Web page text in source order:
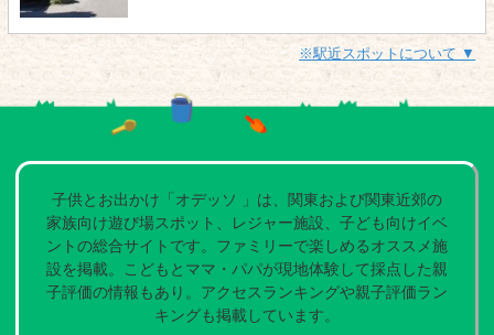
※駅近スポットについて ▼
子供とお出かけ「オデッソ 」は、関東および関東近郊の
家族向け遊び場スポット、レジャー施設、子ども向けイベ
ントの総合サイトです。ファミリーで楽しめるオススメ施
設を掲載。こどもとママ・パパが現地体験して採点した親
子評価の情報もあり。アクセスランキングや親子評価ラン
キングも掲載しています。